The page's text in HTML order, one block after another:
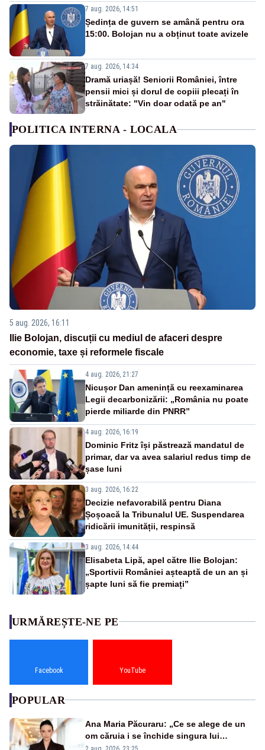
7 aug. 2026, 14:51
Ședința de guvern se amână pentru ora
15:00. Bolojan nu a obținut toate avizele
7 aug. 2026, 14:34
Dramă uriașă! Seniorii României, între
pensii mici și dorul de copiii plecați în
străinătate: "Vin doar odată pe an"
POLITICA INTERNA - LOCALA
5 aug. 2026, 16:11
Ilie Bolojan, discuții cu mediul de afaceri despre
economie, taxe și reformele fiscale
4 aug. 2026, 21:27
Nicușor Dan amenință cu reexaminarea
Legii decarbonizării: „România nu poate
pierde miliarde din PNRR”
4 aug. 2026, 16:19
Dominic Fritz își păstrează mandatul de
primar, dar va avea salariul redus timp de
șase luni
3 aug. 2026, 16:22
Decizie nefavorabilă pentru Diana
Șoșoacă la Tribunalul UE. Suspendarea
ridicării imunității, respinsă
3 aug. 2026, 14:44
Elisabeta Lipă, apel către Ilie Bolojan:
„Sportivii României așteaptă de un an și
șapte luni să fie premiați”
URMĂREȘTE-NE PE
Facebook YouTube
POPULAR
Ana Maria Păcuraru: „Ce se alege de un
om căruia i se închide singura lui
portiță?”